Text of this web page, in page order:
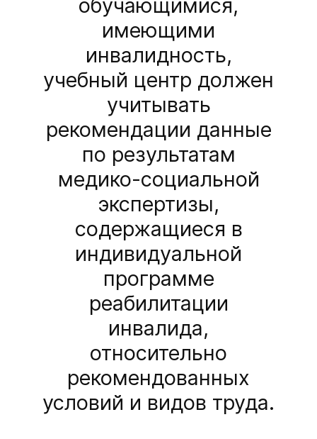
обучающимися,
имеющими
инвалидность,
учебный центр должен
учитывать
рекомендации данные
по результатам
медико-социальной
экспертизы,
содержащиеся в
индивидуальной
программе
реабилитации
инвалида,
относительно
рекомендованных
условий и видов труда.